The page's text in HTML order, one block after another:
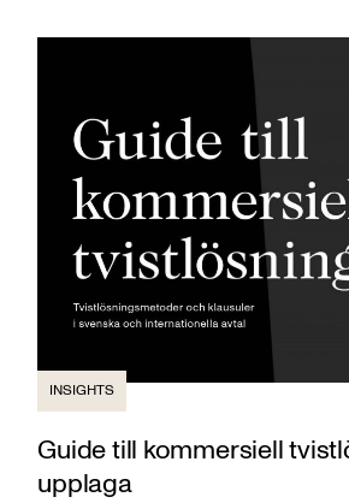
INSIGHTS
Guide till kommersiell
upplaga